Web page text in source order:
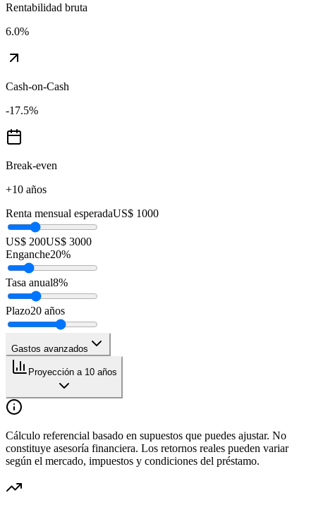
Rentabilidad bruta
6.0%
Cash-on-Cash
-17.5%
Break-even
+10 años
Renta mensual esperadaUS$ 1000
US$ 200US$ 3000
Enganche20%
Tasa anual8%
Plazo20 años
Gastos avanzados
Proyección a 10 años
Cálculo referencial basado en supuestos que puedes ajustar. No
constituye asesoría financiera. Los retornos reales pueden variar
según el mercado, impuestos y condiciones del préstamo.